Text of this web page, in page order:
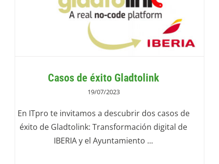
Casos de éxito Gladtolink
19/07/2023
En ITpro te invitamos a descubrir dos casos de
éxito de Gladtolink: Transformación digital de
IBERIA y el Ayuntamiento ...